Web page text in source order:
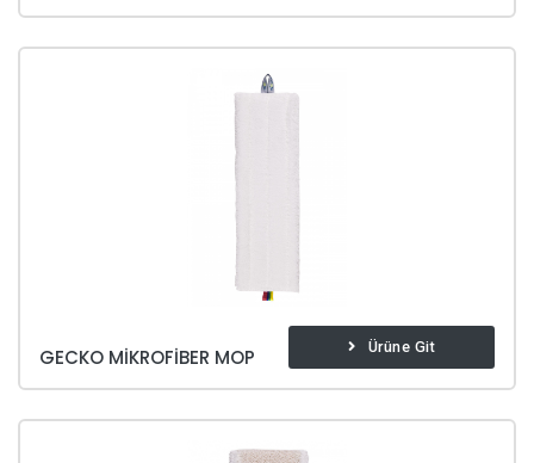
GECKO MIKROFIBER MOP Ürüne Git